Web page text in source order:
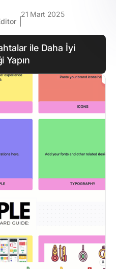
21 Mart 2025
ile Daha İyi
Yapın